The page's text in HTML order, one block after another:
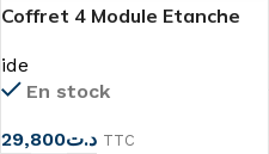
Coffret 4 Module Etanche
ide
En stock
د.ت29,800 TTC